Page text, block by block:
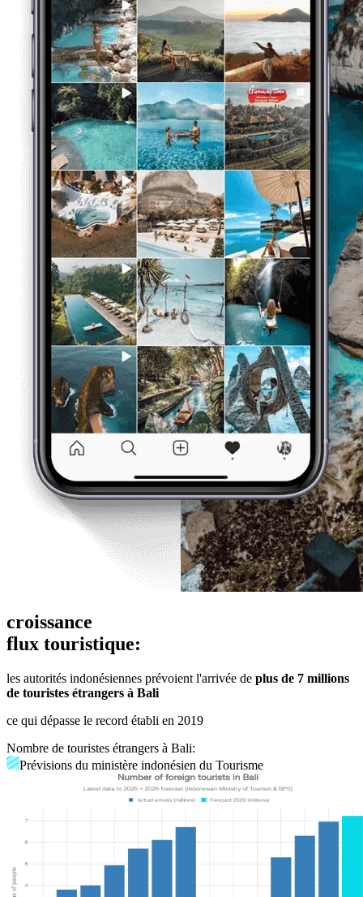
croissance
flux touristique:
les autorités indonésiennes prévoient l'arrivée de plus de 7 millions
de touristes étrangers à Bali
ce qui dépasse le record établi en 2019
Nombre de touristes étrangers à Bali:
Prévisions du ministère indonésien du Tourisme